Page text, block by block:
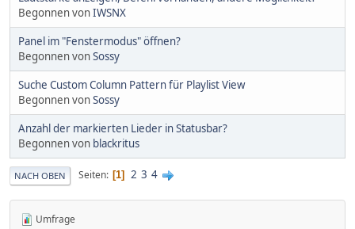
Begonnen vonIWSNX
Panel im "Fenstermodus" öffnen?
Begonnen vonSossy
Suche Custom Column Pattern für Playlist View
Begonnen vonSossy
Anzahl der markierten Lieder in Statusbar?
Begonnen von blackritus
NACH OBEN Seiten 1 2 3 4
Umfrage